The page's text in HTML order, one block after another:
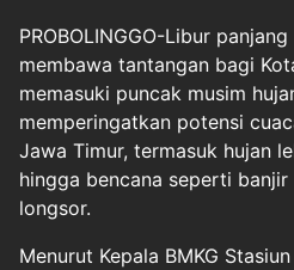
PROBOLINGGO-Libur
membawa tantangan bagi
memasuki puncak musim
memperingatkan potensi
Jawa Timur, termasuk hujan
hingga bencana seperti
longsor.
Menurut Kepala BMKG